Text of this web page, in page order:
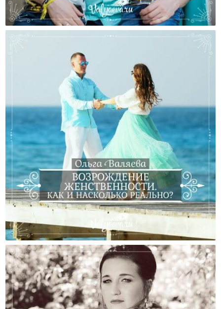
Становление Женственности. Мать.
ВозРождение Женственности. Как И Насколько
Реально?